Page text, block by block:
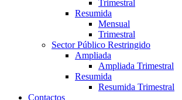
Trimestral
Resumida
Mensual
Trimestral
Sector Público Restringido
Ampliada
Ampliada Trimestral
Resumida
Resumida Trimestral
Contactos